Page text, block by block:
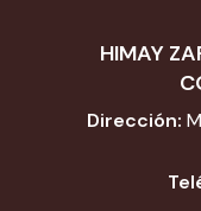
HIMAY
Dirección: